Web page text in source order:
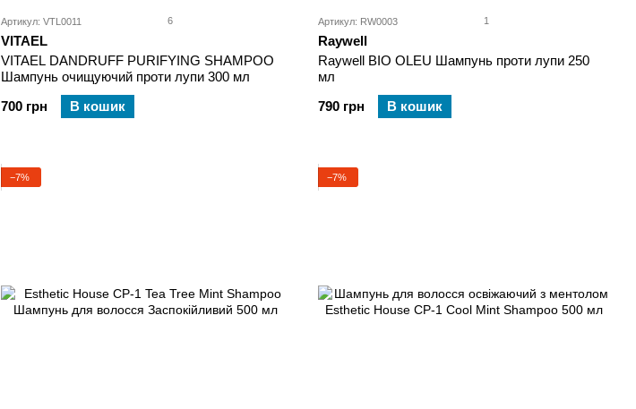
Артикул: VTL0011 6
VITAEL
VITAEL DANDRUFF PURIFYING SHAMPOO
Шампунь очищуючий проти лупи 300 мл
700 грн
В кошик
Артикул: RW0003 1
Raywell
Raywell BIO OLEU Шампунь проти лупи 250
мл
790 грн
В кошик
−7% −7%